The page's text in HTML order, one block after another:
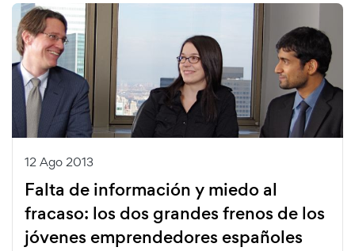
12 Ago 2013
Falta de información y miedo al
fracaso: los dos grandes frenos de los
jóvenes emprendedores españoles